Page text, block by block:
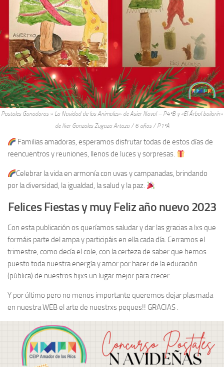
Postales Ganadoras » La Navidad de los Animales» de Asier Naval – P4ºB y «El Árbol bailarín»
de Iker Gonzales Zugaza Artaza / 6 años / P1ºA
Familias amadoras, esperamos disfrutar todas de estos días de
reencuentros y reuniones, llenos de luces y sorpresas.
Celebrar la vida en armonía con uvas y campanadas, brindando
por la diversidad, la igualdad, la salud y la paz.
Felices Fiestas y muy Feliz año nuevo 2023
Con esta publicación os queríamos saludar y dar las gracias a lxs que
formáis parte del ampa y participáis en ella cada día. Cerramos el
trimestre, como decía el cole, con la certeza de saber que hemos
puesto toda nuestra energía y amor por hacer de la educación
(pública) de nuestros hijxs un lugar mejor para crecer.
Y por último pero no menos importante queremos dejar plasmada
en nuestra WEB el arte de nuestrxs peques!! GRACIAS .